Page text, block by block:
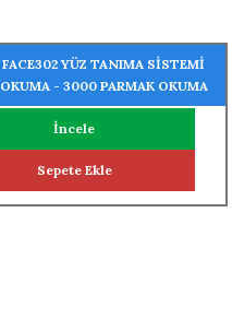
YÜZ TANIMA SİSTEMİ
- 3000 PARMAK OKUMA
İncele
Sepete Ekle